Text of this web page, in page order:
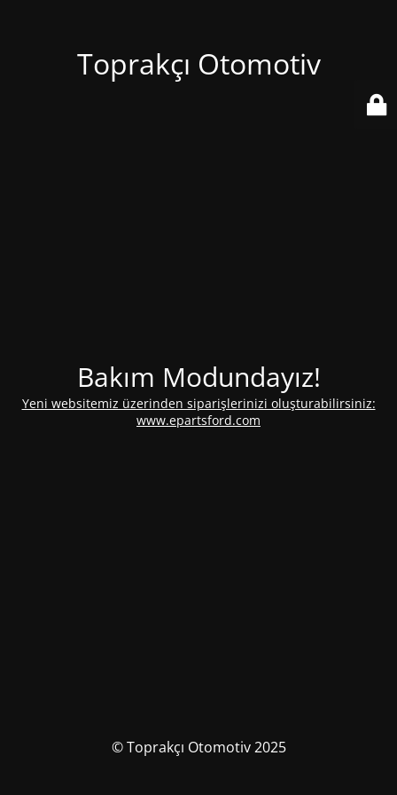
Toprakçı Otomotiv
Bakım Modundayız!
Yeni websitemiz üzerinden siparişlerinizi oluşturabilirsiniz:
www.epartsford.com
© Toprakçı Otomotiv 2025